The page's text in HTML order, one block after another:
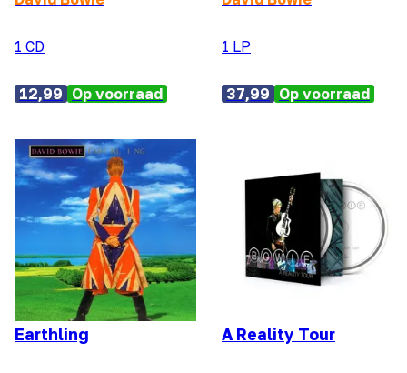
1 CD
12,99 Op voorraad
1 LP
37,99 Op voorraad
Earthling A Reality Tour